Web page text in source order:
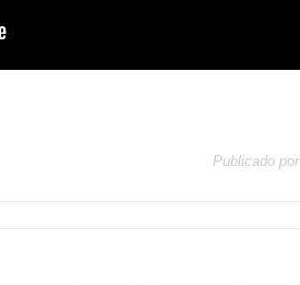
Publicado por